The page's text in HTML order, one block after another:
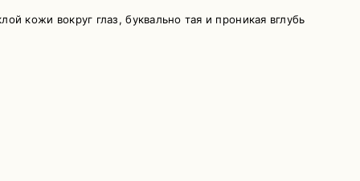
кожи вокруг глаз, буквально тая и проникая вглубь